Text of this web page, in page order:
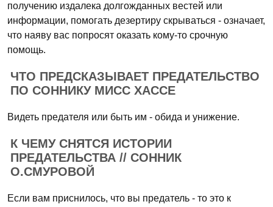
получению издалека долгожданных вестей или
информации, помогать дезертиру скрываться - означает,
что наяву вас попросят оказать кому-то срочную
помощь.
ЧТО ПРЕДСКАЗЫВАЕТ ПРЕДАТЕЛЬСТВО
ПО СОННИКУ МИСС ХАССЕ
Видеть предателя или быть им - обида и унижение.
К ЧЕМУ СНЯТСЯ ИСТОРИИ
ПРЕДАТЕЛЬСТВА // СОННИК
О.СМУРОВОЙ
Если вам приснилось, что вы предатель - то это к